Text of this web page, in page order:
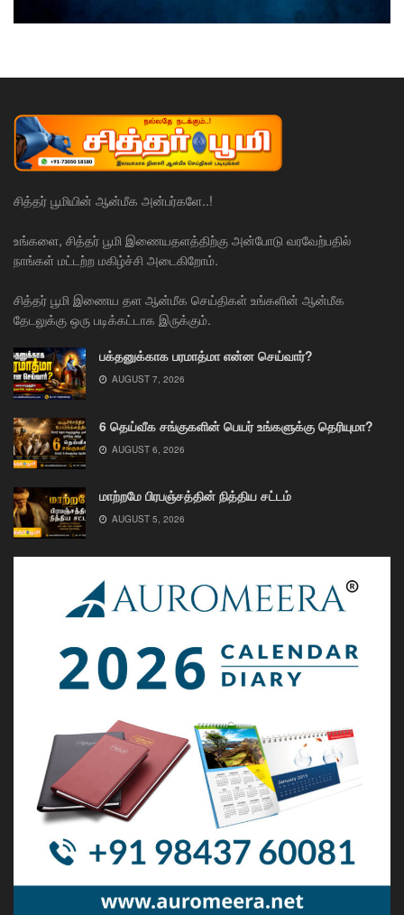
சித்தர் பூமியின் ஆன்மீக அன்பர்களே..!
உங்களை, சித்தர் பூமி இணையதளத்திற்கு அன்போடு வரவேற்பதில்
நாங்கள் மட்டற்ற மகிழ்ச்சி அடைகிறோம்.
சித்தர் பூமி இணைய தள ஆன்மீக செய்திகள் உங்களின் ஆன்மீக
தேடலுக்கு ஒரு படிக்கட்டாக இருக்கும்.
பக்தனுக்காக பரமாத்மா என்ன செய்வார்?
AUGUST 7, 2026
6 தெய்வீக சங்குகளின் பெயர் உங்களுக்கு தெரியுமா?
AUGUST 6, 2026
மாற்றமே பிரபஞ்சத்தின் நித்திய சட்டம்
AUGUST 5, 2026